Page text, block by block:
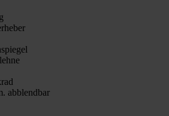
abblendbar